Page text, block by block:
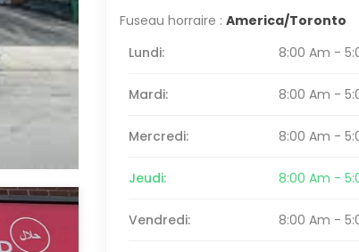
Fuseau horraire : America/Toronto
Lundi:
8:00 Am -
Mardi: 8:00 Am -
Mercredi: 8:00 Am -
Jeudi: 8:00 Am -
Vendredi: 8:00 Am -